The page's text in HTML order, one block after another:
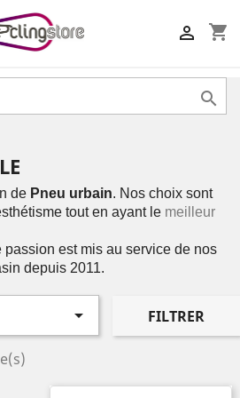
shopping_cart


de Pneu urbain. Nos choix sont
tout en ayant le meilleur
passion est mis au service de nos
depuis 2011.
 FILTRER